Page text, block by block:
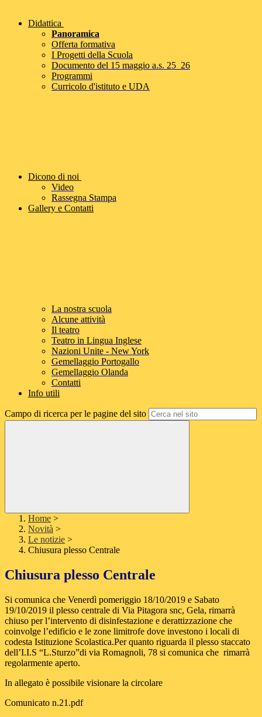
Didattica
Panoramica
Offerta formativa
I Progetti della Scuola
Documento del 15 maggio a.s. 25_26
Programmi
Curricolo d'istituto e UDA
Dicono di noi
Video
Rassegna Stampa
Gallery e Contatti
La nostra scuola
Alcune attività
Il teatro
Teatro in Lingua Inglese
Nazioni Unite - New York
Gemellaggio Portogallo
Gemellaggio Olanda
Contatti
Info utili
Campo di ricerca per le pagine del sito
Home >
Novità >
Le notizie >
Chiusura plesso Centrale
Chiusura plesso Centrale
Si comunica che Venerdì pomeriggio 18/10/2019 e Sabato
19/10/2019 il plesso centrale di Via Pitagora snc, Gela, rimarrà
chiuso per l’intervento di disinfestazione e derattizzazione che
coinvolge l’edificio e le zone limitrofe dove investono i locali di
codesta Istituzione Scolastica.Per quanto riguarda il plesso staccato
dell’I.I.S “L.Sturzo”di via Romagnoli, 78 si comunica che rimarrà
regolarmente aperto.
In allegato è possibile visionare la circolare
Comunicato n.21.pdf